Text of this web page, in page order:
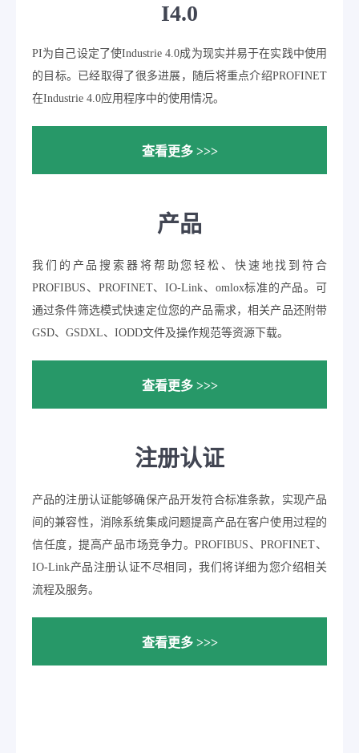
I4.0
PI为自己设定了使Industrie 4.0成为现实并易于在实践中使用
的目标。已经取得了很多进展，随后将重点介绍PROFINET
在Industrie 4.0应用程序中的使用情况。
查看更多 >>>
产品
我们的产品搜索器将帮助您轻松、快速地找到符合
PROFIBUS、PROFINET、IO-Link、omlox标准的产品。可
通过条件筛选模式快速定位您的产品需求，相关产品还附带
GSD、GSDXL、IODD文件及操作规范等资源下载。
查看更多 >>>
注册认证
产品的注册认证能够确保产品开发符合标准条款，实现产品
间的兼容性，消除系统集成问题提高产品在客户使用过程的
信任度，提高产品市场竞争力。PROFIBUS、PROFINET、
IO-Link产品注册认证不尽相同，我们将详细为您介绍相关
流程及服务。
查看更多 >>>